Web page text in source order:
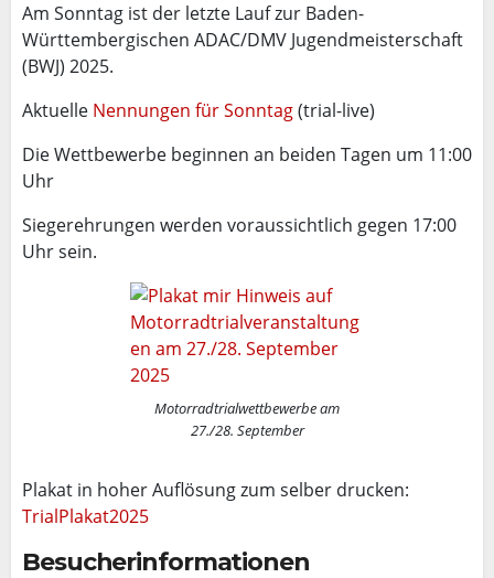
Am Sonntag ist der letzte Lauf zur Baden-
Württembergischen ADAC/DMV Jugendmeisterschaft
(BWJ) 2025.
Aktuelle Nennungen für Sonntag(trial-live)
Die Wettbewerbe beginnen an beiden Tagen um 11:00
Uhr
Siegerehrungen werden voraussichtlich gegen 17:00
Uhr sein.
Motorradtrialwettbewerbe am
27./28. September
Plakat in hoher Auflösung zum selber drucken:
TrialPlakat2025
Besucherinformationen